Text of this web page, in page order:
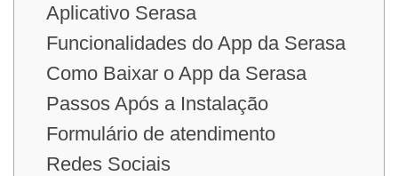
Aplicativo Serasa
Funcionalidades do App da Serasa
Como Baixar o App da Serasa
Passos Após a Instalação
Formulário de atendimento
Redes Sociais